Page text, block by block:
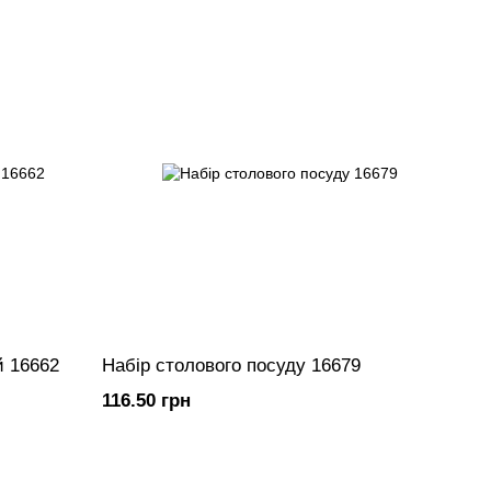
16662
Набір столового посуду 16679
116.50 грн